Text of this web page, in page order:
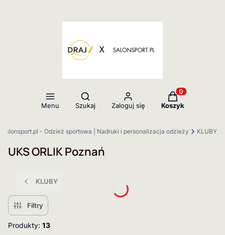
Menu
Otwórz wyszukiwarkę
Szukaj Zaloguj się
Produkty w
Koszyk
salonsport.pl - Odzież sportowa | Nadruki i personalizacja odzieży KLUBY
UKS ORLIK Poznań
KLUBY
Filtry
Produkty: 13